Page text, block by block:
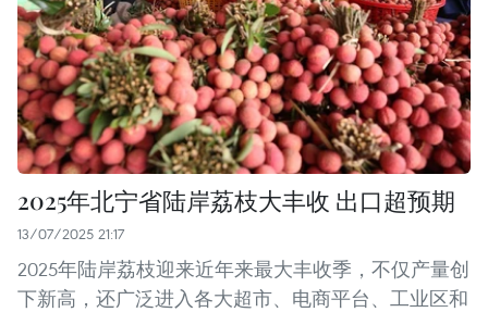
2025年北宁省陆岸荔枝大丰收 出口超预期
13/07/2025 21:17
2025年陆岸荔枝迎来近年来最大丰收季，不仅产量创
下新高，还广泛进入各大超市、电商平台、工业区和